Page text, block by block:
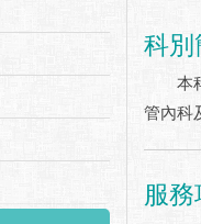
科別
本科
管內科
服